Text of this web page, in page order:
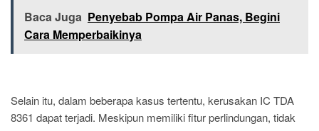
Baca Juga Penyebab Pompa Air Panas, Begini
Cara Memperbaikinya
Selain itu, dalam beberapa kasus tertentu, kerusakan IC TDA
8361 dapat terjadi. Meskipun memiliki fitur perlindungan, tidak